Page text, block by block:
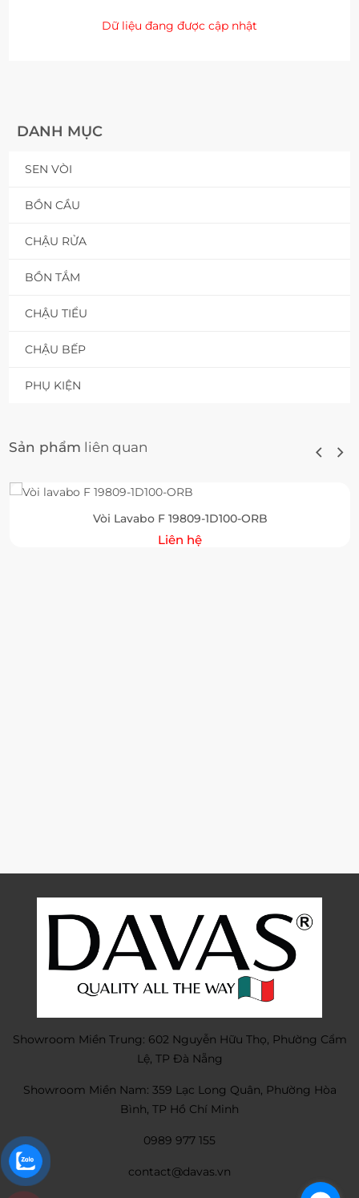
DANH MỤC
SEN VÒI
BỒN CẦU
CHẬU RỬA
BỒN TẮM
CHẬU TIỂU
CHẬU BẾP
PHỤ KIỆN
Dữ liệu đang được cập nhật
Sản phẩm liên quan
Vòi Lavabo F 19809-1D100-ORB
Liên hệ
Showroom Miền Trung: 602 Nguyễn Hữu Thọ, Phường Cẩm
Lệ, TP Đà Nẵng
Showroom Miền Nam: 359 Lạc Long Quân, Phường Hòa
Bình, TP Hồ Chí Minh
0989 977 155
contact@davas.vn